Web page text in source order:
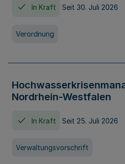
In Kraft Seit 30. Juli 2026
Verordnung
Nordrhein-Westfalen
In Kraft Seit 25. Juli 2026
Verwaltungsvorschrift